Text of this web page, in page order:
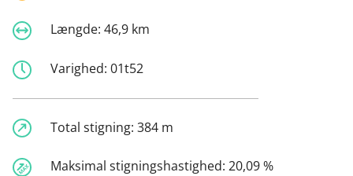
Længde: 46,9 km
Varighed: 01t52
Total stigning: 384 m
Maksimal stigningshastighed: 20,09 %